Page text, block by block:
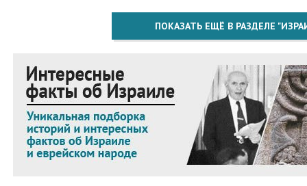
ПОКАЗАТЬ ЕЩЁ В РАЗДЕЛЕ